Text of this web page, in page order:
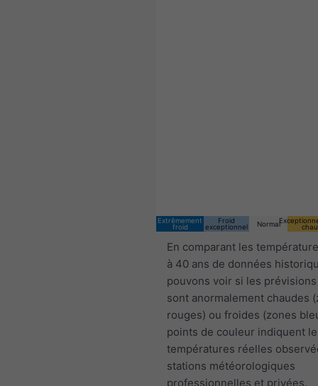
Extrêmement
froid
Froid
exceptionnel
Normal
En comparant les
à 40 ans de données
pouvons voir si les
sont anormalement chaudes
rouges) ou froides (zones
points de couleur indiquent
températures réelles
stations météorologiques
professionnelles et privées.